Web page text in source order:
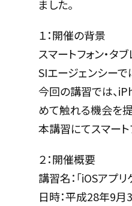
ました。
１：開催の背景
スマートフォン・タ
SIエージェンシー
今回の講習では、
めて触れる機会を提
本講習にてスマート
２：開催概要
講習名：「iOSアプ
日時：平成28年9月